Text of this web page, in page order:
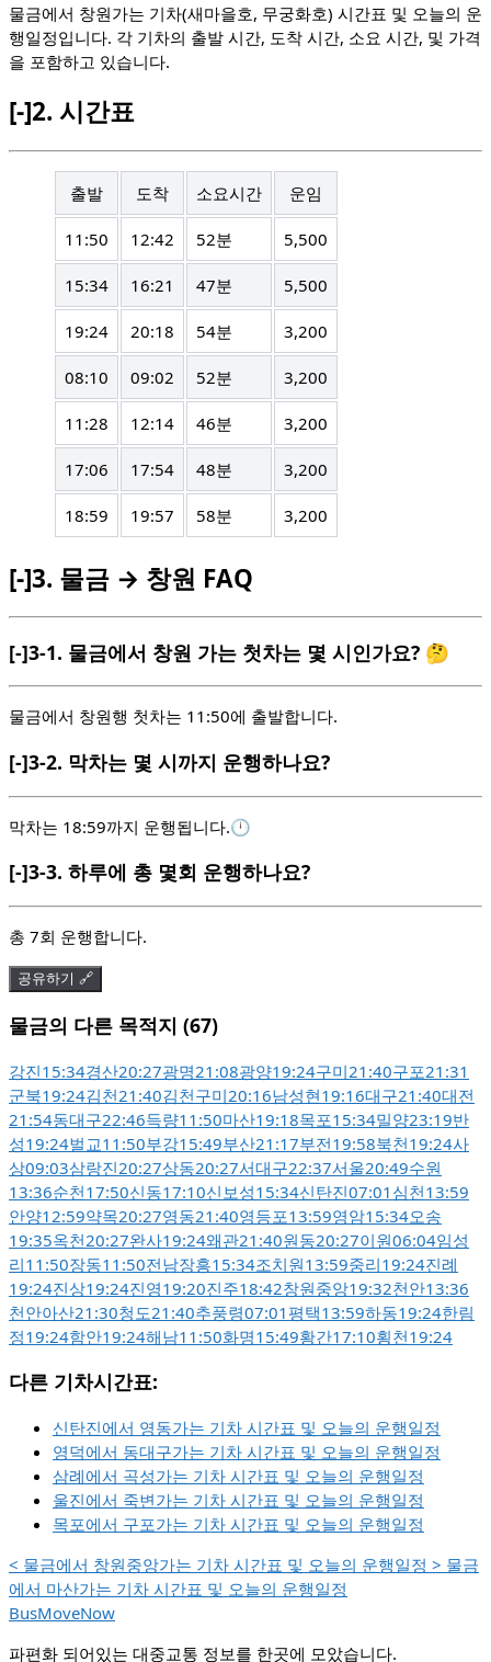
물금에서 창원가는 기차(새마을호, 무궁화호) 시간표 및 오늘의 운
행일정입니다. 각 기차의 출발 시간, 도착 시간, 소요 시간, 및 가격
을 포함하고 있습니다.
[-]2. 시간표
출발 도착 소요시간 운임
11:50 12:42 52분 5,500
15:34 16:21 47분 5,500
19:24 20:18 54분 3,200
08:10 09:02 52분 3,200
11:28 12:14 46분 3,200
17:06 17:54 48분 3,200
18:59 19:57 58분 3,200
[-]3. 물금 → 창원 FAQ
[-]3-1. 물금에서 창원 가는 첫차는 몇 시인가요? 🤔
물금에서 창원행 첫차는 11:50에 출발합니다.
[-]3-2. 막차는 몇 시까지 운행하나요?
막차는 18:59까지 운행됩니다.🕛
[-]3-3. 하루에 총 몇회 운행하나요?
총 7회 운행합니다.
공유하기 🔗
물금의 다른 목적지 (67)
강진15:34경산20:27광명21:08광양19:24구미21:40구포21:31
군북19:24김천21:40김천구미20:16남성현19:16대구21:40대전
21:54동대구22:46득량11:50마산19:18목포15:34밀양23:19반
성19:24벌교11:50부강15:49부산21:17부전19:58북천19:24사
상09:03삼랑진20:27상동20:27서대구22:37서울20:49수원
13:36순천17:50신동17:10신보성15:34신탄진07:01 심천13:59
안양12:59약목20:27영동21:40영등포13:59영암15:34오송
19:35옥천20:27완사19:24왜관21:40원동20:27이원06:04임성
리11:50장동11:50전남장흥15:34조치원13:59중리19:24진례
19:24진상19:24진영19:20진주18:42창원중앙19:32천안13:36
천안아산21:30청도21:40추풍령07:01 평택13:59하동19:24한림
정19:24함안19:24해남11:50화명15:49황간17:10횡천19:24
다른 기차시간표:
신탄진에서 영동가는 기차 시간표 및 오늘의 운행일정
영덕에서 동대구가는 기차 시간표 및 오늘의 운행일정
삼례에서 곡성가는 기차 시간표 및 오늘의 운행일정
울진에서 죽변가는 기차 시간표 및 오늘의 운행일정
목포에서 구포가는 기차 시간표 및 오늘의 운행일정
< 물금에서 창원중앙가는 기차 시간표 및 오늘의 운행일정 > 물금
에서 마산가는 기차 시간표 및 오늘의 운행일정
BusMoveNow
파편화 되어있는 대중교통 정보를 한곳에 모았습니다.